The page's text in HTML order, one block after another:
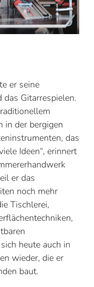
er seine
Gitarrespielen.
in der bergigen
das
Ideen“, erinnert
er das
noch mehr
Tischlerei,
heute auch in
wieder, die er
baut.